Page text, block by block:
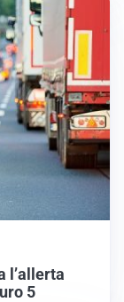
l’allerta
5